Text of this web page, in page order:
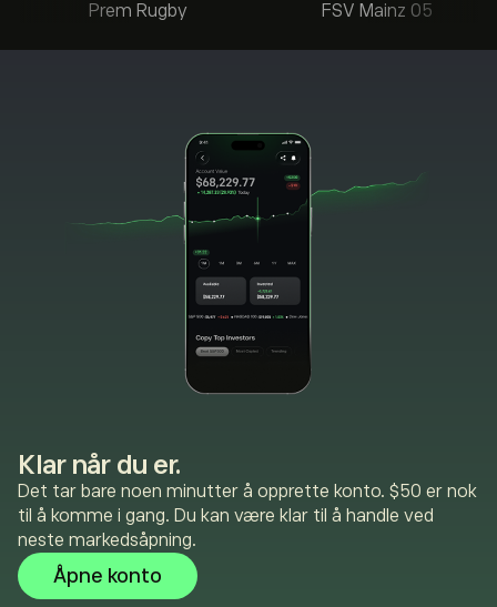
Prem Rugby FSV Mainz 05
Klar når du er.
Det tar bare noen minutter å opprette konto. $50 er nok
til å komme i gang. Du kan være klar til å handle ved
neste markedsåpning.
Åpne konto